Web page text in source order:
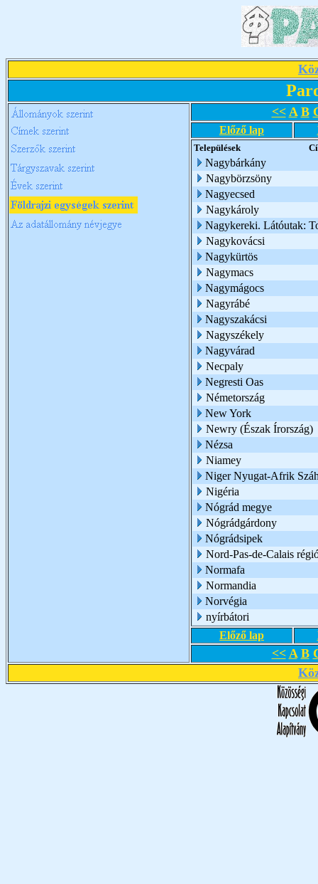
<< A B
Előző lap
Települések
Nagybárkány
Nagybörzsöny
Nagyecsed
Nagykároly
Nagykereki. Látóutak:
Nagykovácsi
Nagykürtös
Nagymacs
Nagymágocs
Nagyrábé
Nagyszakácsi
Nagyszékely
Nagyvárad
Necpaly
Negresti Oas
Németország
New York
Newry (Észak Írország)
Nézsa
Niamey
Niger Nyugat-Afrik
Nigéria
Nógrád megye
Nógrádgárdony
Nógrádsipek
Nord-Pas-de-Calais
Normafa
Normandia
Norvégia
nyírbátori
Előző lap
<< A B